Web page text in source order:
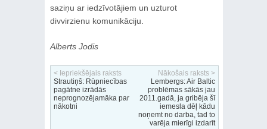
saziņu ar iedzīvotājiem un uzturot
divvirzienu komunikāciju.
Alberts Jodis
< Iepriekšējais raksts
Strautiņš: Rūpniecības
pagātne izrādās
neprognozējamāka par
nākotni
Nākošais raksts >
Lembergs: Air Baltic
problēmas sākās jau
2011.gadā, ja gribēja šī
iemesla dēļ kādu
noņemt no darba, tad to
varēja mierīgi izdarīt